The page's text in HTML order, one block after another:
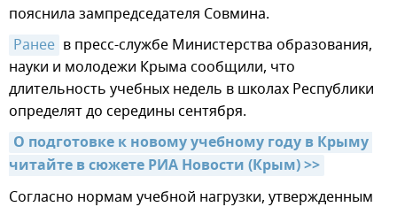
пояснила зампредседателя Совмина.
Ранее в пресс-службе Министерства образования,
науки и молодежи Крыма сообщили, что
длительность учебных недель в школах Республики
определят до середины сентября.
О подготовке к новому учебному году в Крыму
читайте в сюжете РИА Новости (Крым) >>
Согласно нормам учебной нагрузки, утвержденным